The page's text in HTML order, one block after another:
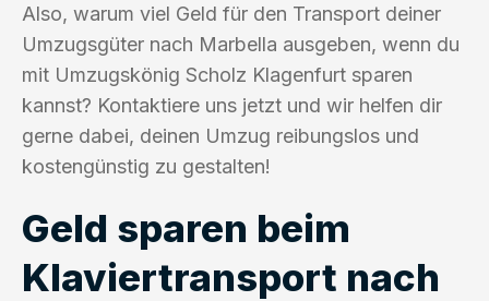
Also, warum viel Geld für den Transport deiner
Umzugsgüter nach Marbella ausgeben, wenn du
mit Umzugskönig Scholz Klagenfurt sparen
kannst? Kontaktiere uns jetzt und wir helfen dir
gerne dabei, deinen Umzug reibungslos und
kostengünstig zu gestalten!
Geld sparen beim
Klaviertransport nach